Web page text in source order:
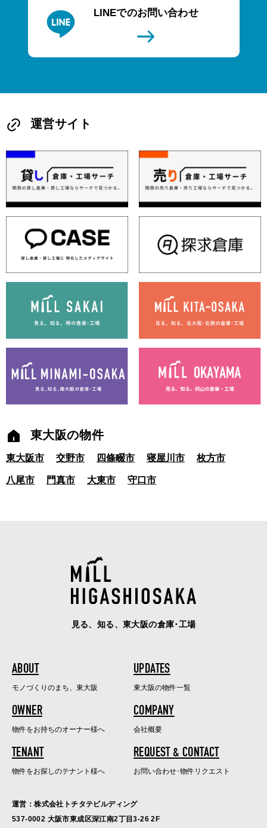
LINEでのお問い合わせ
運営サイト
東大阪の物件
東大阪市 交野市 四條畷市 寝屋川市 枚方市
八尾市 門真市 大東市 守口市
見る、知る、東大阪の倉庫･工場
ABOUT
モノづくりのまち、東大阪
UPDATES
東大阪の物件一覧
OWNER
物件をお持ちのオーナー様へ
COMPANY
会社概要
TENANT
物件をお探しのテナント様へ
REQUEST & CONTACT
お問い合わせ･物件リクエスト
運営：株式会社トチタテビルディング
537-0002 大阪市東成区深江南2丁目3-26 2F